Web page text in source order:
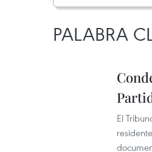
PALABRA
El